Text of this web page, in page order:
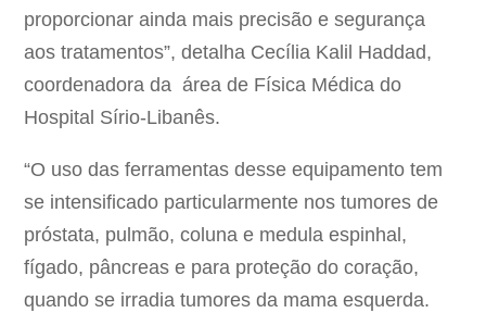
proporcionar ainda mais precisão e segurança
aos tratamentos”, detalha Cecília Kalil Haddad,
coordenadora da área de Física Médica do
Hospital Sírio-Libanês.
“O uso das ferramentas desse equipamento tem
se intensificado particularmente nos tumores de
próstata, pulmão, coluna e medula espinhal,
fígado, pâncreas e para proteção do coração,
quando se irradia tumores da mama esquerda.